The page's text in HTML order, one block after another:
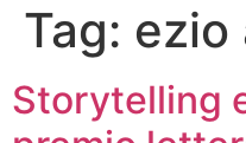
Tag: ezio
Storytelling